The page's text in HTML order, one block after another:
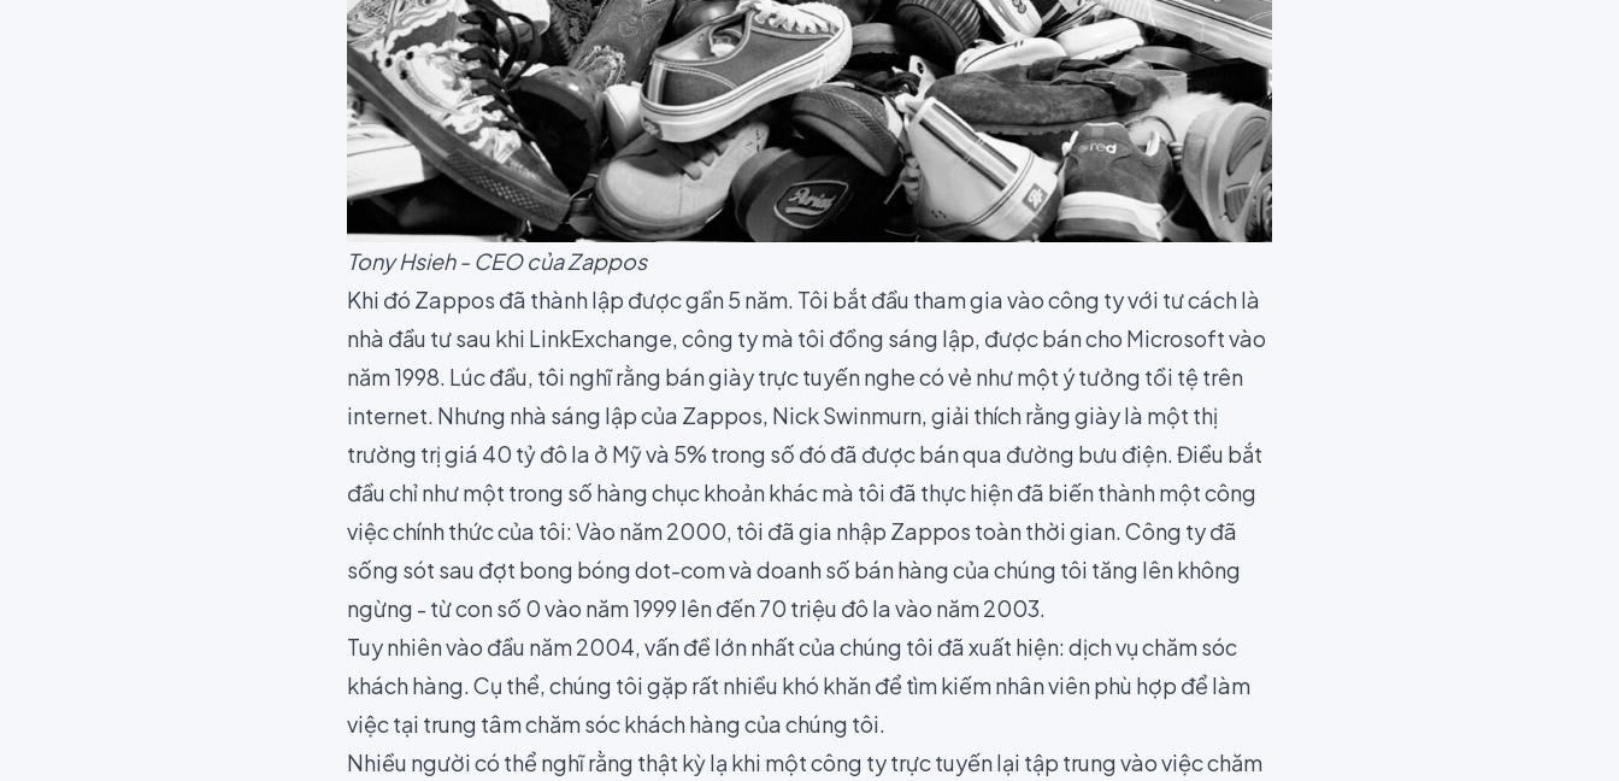
Tony Hsieh - CEO của Zappos
Khi đó Zappos đã thành lập được gần 5 năm. Tôi bắt đầu tham gia vào công ty với tư cách là
nhà đầu tư sau khi LinkExchange, công ty mà tôi đồng sáng lập, được bán cho Microsoft vào
năm 1998. Lúc đầu, tôi nghĩ rằng bán giày trực tuyến nghe có vẻ như một ý tưởng tồi tệ trên
internet. Nhưng nhà sáng lập của Zappos, Nick Swinmurn, giải thích rằng giày là một thị
trường trị giá 40 tỷ đô la ở Mỹ và 5% trong số đó đã được bán qua đường bưu điện. Điều bắt
đầu chỉ như một trong số hàng chục khoản khác mà tôi đã thực hiện đã biến thành một công
việc chính thức của tôi: Vào năm 2000, tôi đã gia nhập Zappos toàn thời gian. Công ty đã
sống sót sau đợt bong bóng dot-comvà doanh số bán hàng của chúng tôi tăng lên không
ngừng - từ con số 0 vào năm 1999 lên đến 70 triệu đô la vào năm 2003.
Tuy nhiên vào đầu năm 2004, vấn đề lớn nhất của chúng tôi đã xuất hiện: dịch vụ chăm sóc
khách hàng. Cụ thể, chúng tôi gặp rất nhiều khó khăn để tìm kiếm nhân viên phù hợp để làm
việc tại trung tâm chăm sóc khách hàng của chúng tôi.
Nhiều người có thể nghĩ rằng thật kỳ lạ khi một công ty trực tuyến lại tập trung vào việc chăm